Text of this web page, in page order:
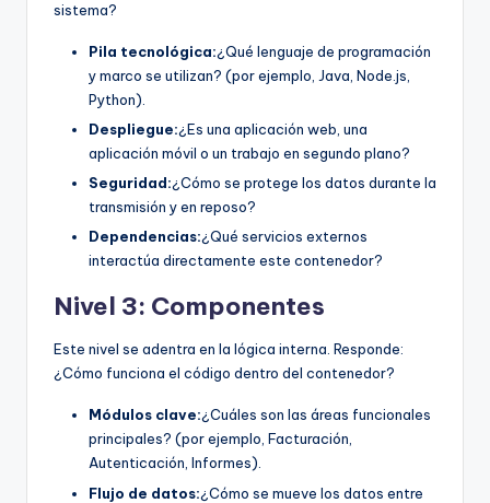
sistema?
Pila tecnológica:¿Qué lenguaje de programación
y marco se utilizan? (por ejemplo, Java, Node.js,
Python).
Despliegue:¿Es una aplicación web, una
aplicación móvil o un trabajo en segundo plano?
Seguridad:¿Cómo se protege los datos durante la
transmisión y en reposo?
Dependencias:¿Qué servicios externos
interactúa directamente este contenedor?
Nivel 3: Componentes
Este nivel se adentra en la lógica interna. Responde:
¿Cómo funciona el código dentro del contenedor?
Módulos clave:¿Cuáles son las áreas funcionales
principales? (por ejemplo, Facturación,
Autenticación, Informes).
Flujo de datos:¿Cómo se mueve los datos entre